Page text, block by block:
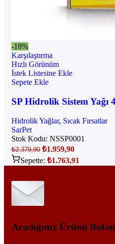
-18%
Karşılaştırma
Hızlı Görünüm
İstek Listesine Ekle
Sepete Ekle
SP Hidrolik Sistem Yağı
Hidrolik Yağlar, Sıcak Fırsatlar
SarPet
Stok Kodu: NSSP0001
₺2.379,90 ₺1.959,90
Sepette: ₺1.763,91
Aradığınız Ürünü